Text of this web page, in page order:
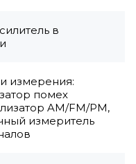
в
измерения:
помех
AM/FM/PM,
измеритель